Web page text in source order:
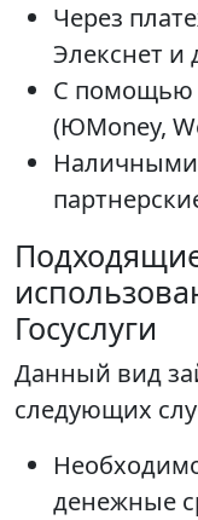
Через
Элекснет и
С помощью
(ЮMoney,
Госуслуги
Данный вид
следующих
денежные